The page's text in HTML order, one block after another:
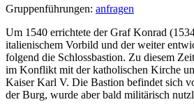
Gruppenführungen: anfragen
Um 1540 errichtete der Graf Konrad
italienischem Vorbild und der weiter
folgend die Schlossbastion. Zu diesem
im Konflikt mit der katholischen Kirche
Kaiser Karl V. Die Bastion befindet sich
der Burg, wurde aber bald militärisch